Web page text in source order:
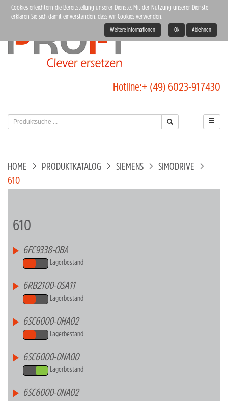
Hotline:+ (49) 6023-917430
HOME PRODUKTKATALOG SIEMENS
SIMODRIVE
610
610
6FC9338-0BA
Lagerbestand
6RB2100-0SA11
Lagerbestand
6SC6000-0HA02
Lagerbestand
6SC6000-0NA00
Lagerbestand
6SC6000-0NA02
Cookies erleichtern die Bereitstellung unserer Dienste. Mit der Nutzung unserer Dienste
erklären Sie sich damit einverstanden, dass wir Cookies verwenden.
Weitere Informationen Ok Ablehnen